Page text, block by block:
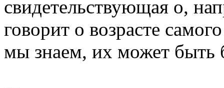
свидетельствующая о,
говорит о возрасте
мы знаем, их может быть